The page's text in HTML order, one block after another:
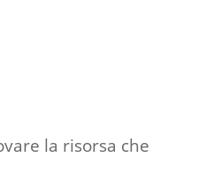
la risorsa che